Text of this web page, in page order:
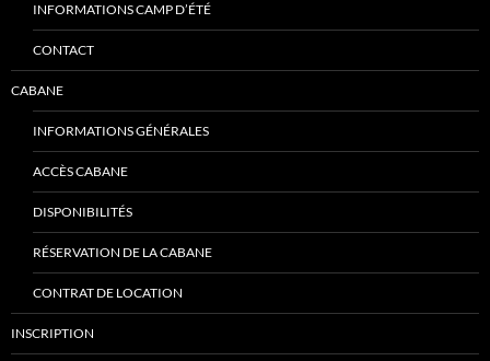
INFORMATIONS CAMP D’ÉTÉ
CONTACT
CABANE
INFORMATIONS GÉNÉRALES
ACCÈS CABANE
DISPONIBILITÉS
RÉSERVATION DE LA CABANE
CONTRAT DE LOCATION
INSCRIPTION